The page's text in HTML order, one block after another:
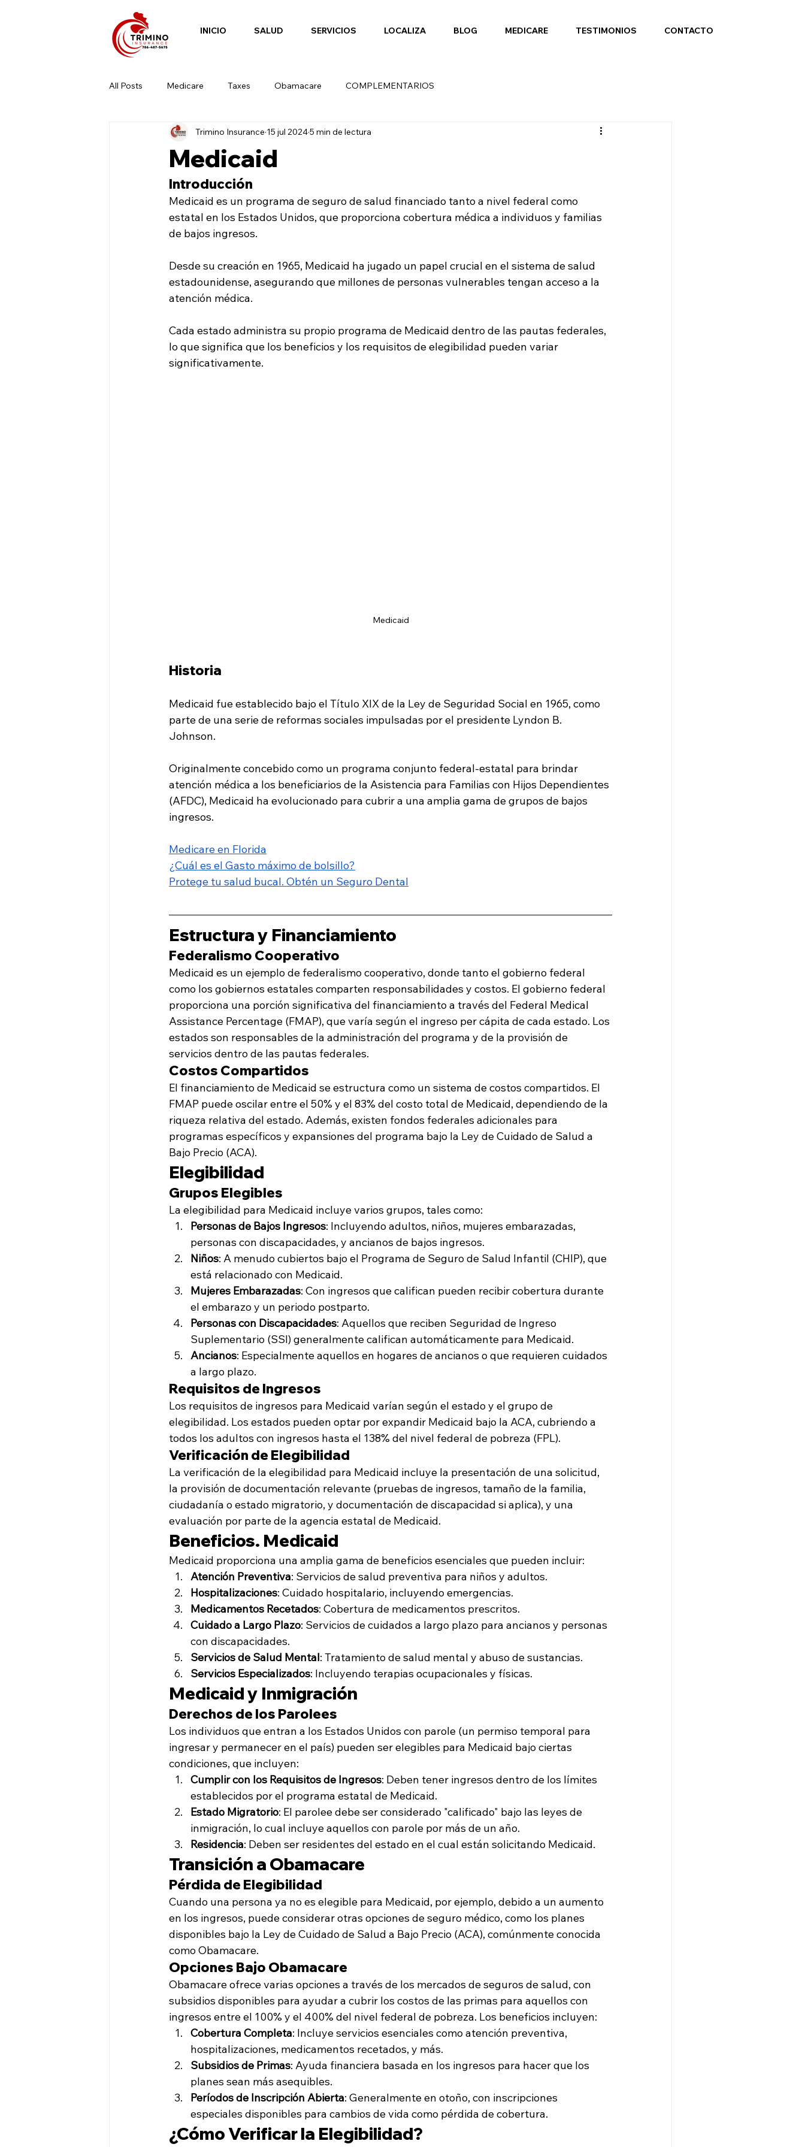
INICIO SALUD SERVICIOS LOCALIZA BLOG MEDICARE TESTIMONIOS CONTACTO
All Posts Medicare Taxes Obamacare COMPLEMENTARIOS
Medicaid
Trimino Insurance 15 jul 20245 min de lectura
Introducción
Medicaid es un programa de seguro de salud financiado tanto a nivel federal como
estatal en los Estados Unidos, que proporciona cobertura médica a individuos y familias
de bajos ingresos.
Desde su creación en 1965, Medicaid ha jugado un papel crucial en el sistema de salud
estadounidense, asegurando que millones de personas vulnerables tengan acceso a la
atención médica.
Cada estado administra su propio programa de Medicaid dentro de las pautas federales,
lo que significa que los beneficios y los requisitos de elegibilidad pueden variar
significativamente.
Medicaid
Historia
Medicaid fue establecido bajo el Título XIX de la Ley de Seguridad Social en 1965, como
parte de una serie de reformas sociales impulsadas por el presidente Lyndon B.
Johnson.
Originalmente concebido como un programa conjunto federal-estatal para brindar
atención médica a los beneficiarios de la Asistencia para Familias con Hijos Dependientes
(AFDC), Medicaid ha evolucionado para cubrir a una amplia gama de grupos de bajos
ingresos.
Medicare en Florida
¿Cuál es el Gasto máximo de bolsillo?
Protege tu salud bucal. Obtén un Seguro Dental
Estructura y Financiamiento
Federalismo Cooperativo
Medicaid es un ejemplo de federalismo cooperativo, donde tanto el gobierno federal
como los gobiernos estatales comparten responsabilidades y costos. El gobierno federal
proporciona una porción significativa del financiamiento a través del Federal Medical
Assistance Percentage (FMAP), que varía según el ingreso per cápita de cada estado. Los
estados son responsables de la administración del programa y de la provisión de
servicios dentro de las pautas federales.
Costos Compartidos
El financiamiento de Medicaid se estructura como un sistema de costos compartidos. El
FMAP puede oscilar entre el 50% y el 83% del costo total de Medicaid, dependiendo de la
riqueza relativa del estado. Además, existen fondos federales adicionales para
programas específicos y expansiones del programa bajo la Ley de Cuidado de Salud a
Bajo Precio (ACA).
Elegibilidad
Grupos Elegibles
La elegibilidad para Medicaid incluye varios grupos, tales como:
Personas de Bajos Ingresos: Incluyendo adultos, niños, mujeres embarazadas,
personas con discapacidades, y ancianos de bajos ingresos.
Niños: A menudo cubiertos bajo el Programa de Seguro de Salud Infantil (CHIP), que
está relacionado con Medicaid.
Mujeres Embarazadas: Con ingresos que califican pueden recibir cobertura durante
el embarazo y un periodo postparto.
Personas con Discapacidades: Aquellos que reciben Seguridad de Ingreso
Suplementario (SSI) generalmente califican automáticamente para Medicaid.
Ancianos: Especialmente aquellos en hogares de ancianos o que requieren cuidados
a largo plazo.
Requisitos de Ingresos
Los requisitos de ingresos para Medicaid varían según el estado y el grupo de
elegibilidad. Los estados pueden optar por expandir Medicaid bajo la ACA, cubriendo a
todos los adultos con ingresos hasta el 138% del nivel federal de pobreza (FPL).
Verificación de Elegibilidad
La verificación de la elegibilidad para Medicaid incluye la presentación de una solicitud,
la provisión de documentación relevante (pruebas de ingresos, tamaño de la familia,
ciudadanía o estado migratorio, y documentación de discapacidad si aplica), y una
evaluación por parte de la agencia estatal de Medicaid.
Beneficios. Medicaid
Medicaid proporciona una amplia gama de beneficios esenciales que pueden incluir:
Atención Preventiva: Servicios de salud preventiva para niños y adultos.
Hospitalizaciones: Cuidado hospitalario, incluyendo emergencias.
Medicamentos Recetados: Cobertura de medicamentos prescritos.
Cuidado a Largo Plazo: Servicios de cuidados a largo plazo para ancianos y personas
con discapacidades.
Servicios de Salud Mental: Tratamiento de salud mental y abuso de sustancias.
Servicios Especializados: Incluyendo terapias ocupacionales y físicas.
Medicaid y Inmigración
Derechos de los Parolees
Los individuos que entran a los Estados Unidos con parole (un permiso temporal para
ingresar y permanecer en el país) pueden ser elegibles para Medicaid bajo ciertas
condiciones, que incluyen:
Cumplir con los Requisitos de Ingresos: Deben tener ingresos dentro de los límites
establecidos por el programa estatal de Medicaid.
Estado Migratorio: El parolee debe ser considerado "calificado" bajo las leyes de
inmigración, lo cual incluye aquellos con parole por más de un año.
Residencia: Deben ser residentes del estado en el cual están solicitando Medicaid.
Transición a Obamacare
Pérdida de Elegibilidad
Cuando una persona ya no es elegible para Medicaid, por ejemplo, debido a un aumento
en los ingresos, puede considerar otras opciones de seguro médico, como los planes
disponibles bajo la Ley de Cuidado de Salud a Bajo Precio (ACA), comúnmente conocida
como Obamacare.
Opciones Bajo Obamacare
Obamacare ofrece varias opciones a través de los mercados de seguros de salud, con
subsidios disponibles para ayudar a cubrir los costos de las primas para aquellos con
ingresos entre el 100% y el 400% del nivel federal de pobreza. Los beneficios incluyen:
Cobertura Completa: Incluye servicios esenciales como atención preventiva,
hospitalizaciones, medicamentos recetados, y más.
Subsidios de Primas: Ayuda financiera basada en los ingresos para hacer que los
planes sean más asequibles.
Períodos de Inscripción Abierta: Generalmente en otoño, con inscripciones
especiales disponibles para cambios de vida como pérdida de cobertura.
¿Cómo Verificar la Elegibilidad?